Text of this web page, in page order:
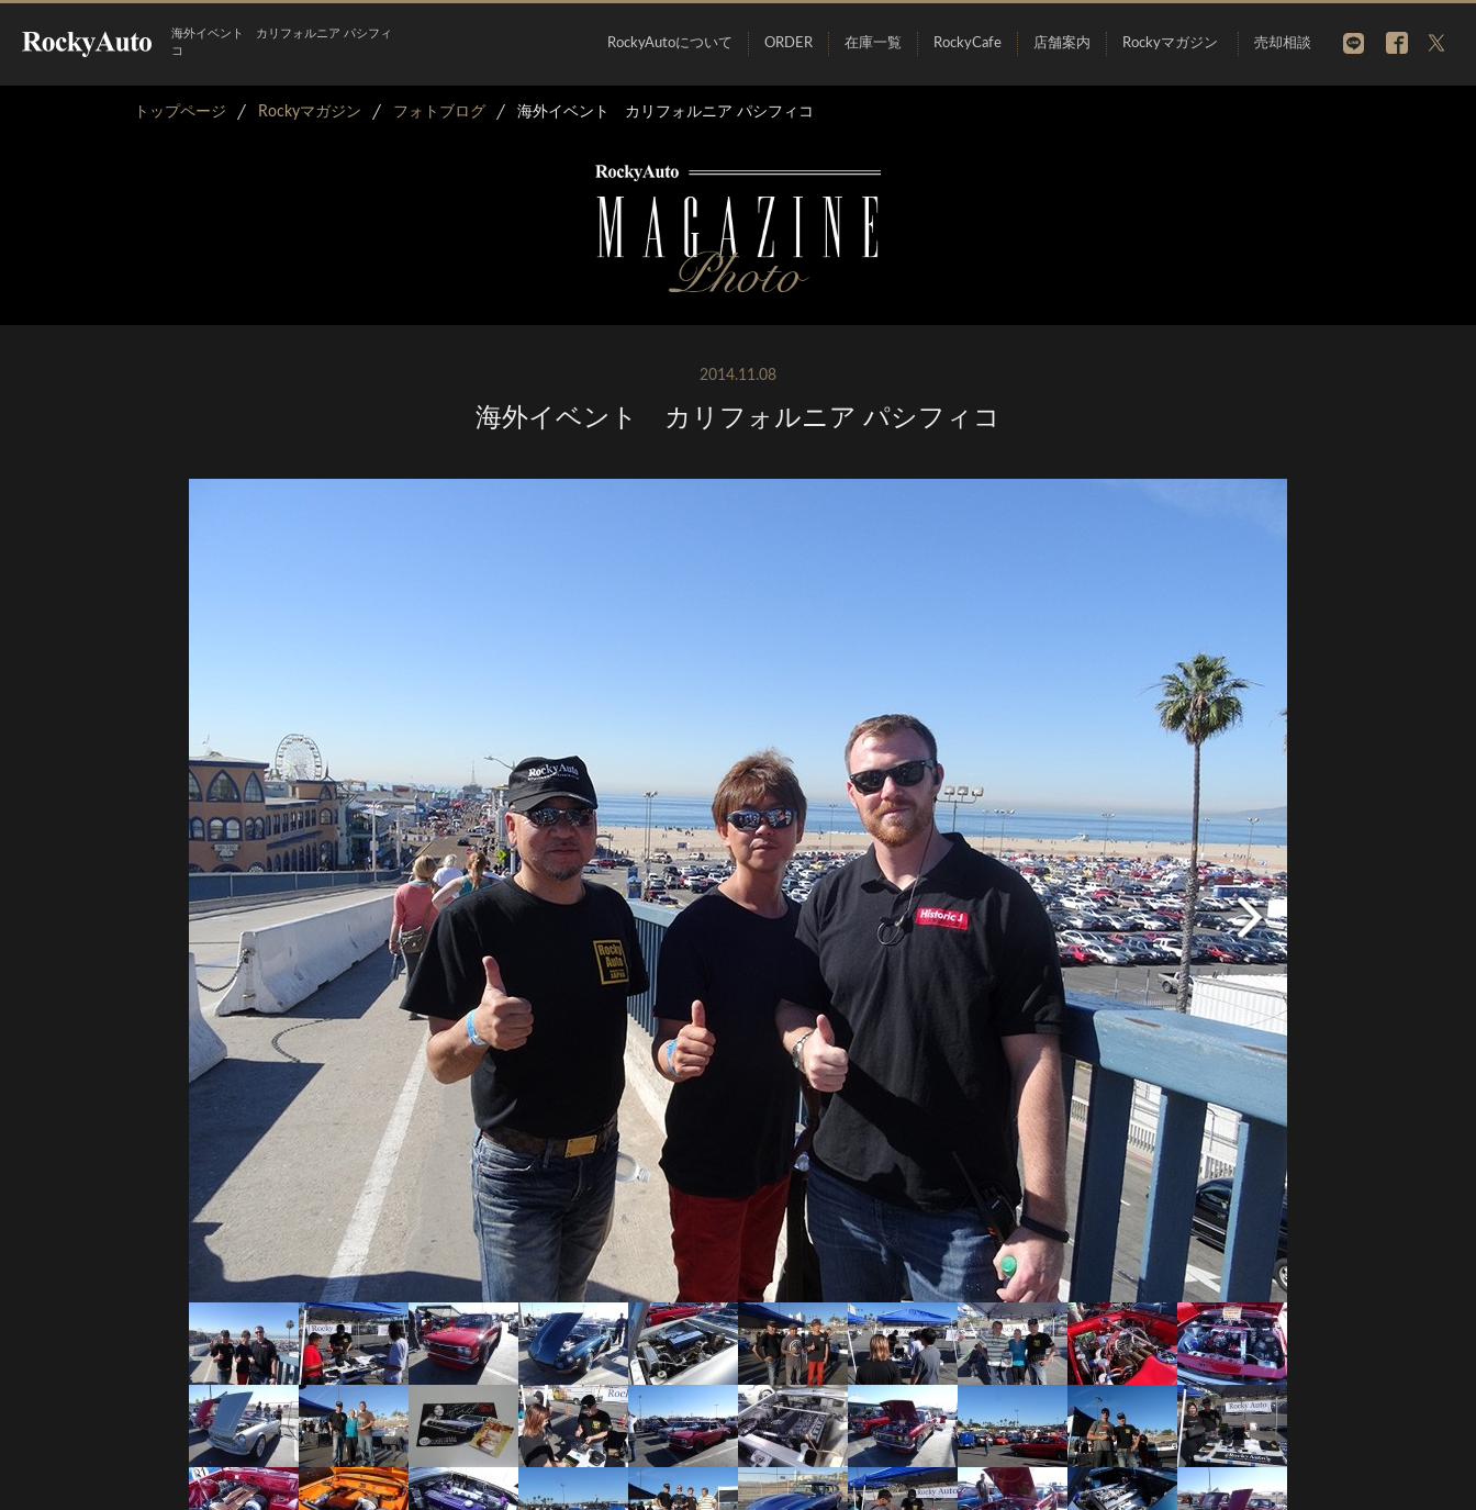
海外イベント カリフォルニア パシフィ
コ
RockyAutoについて ORDER 在庫一覧 RockyCafe 店舗案内 Rockyマガジン 売却相談
トップページ Rockyマガジン フォトブログ 海外イベント カリフォルニア パシフィコ
2014.11.08
海外イベント カリフォルニア パシフィコ